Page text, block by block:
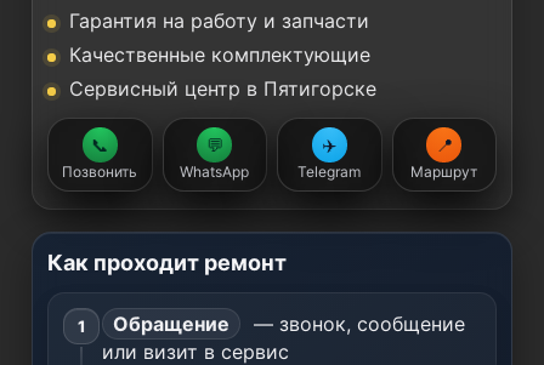
Гарантия на работу и запчасти
Качественные комплектующие
Сервисный центр в Пятигорске
📞
Позвонить
💬
WhatsApp
✈️
Telegram
📍
Маршрут
Как проходит ремонт
Обращение
— звонок, сообщение
или визит в сервис